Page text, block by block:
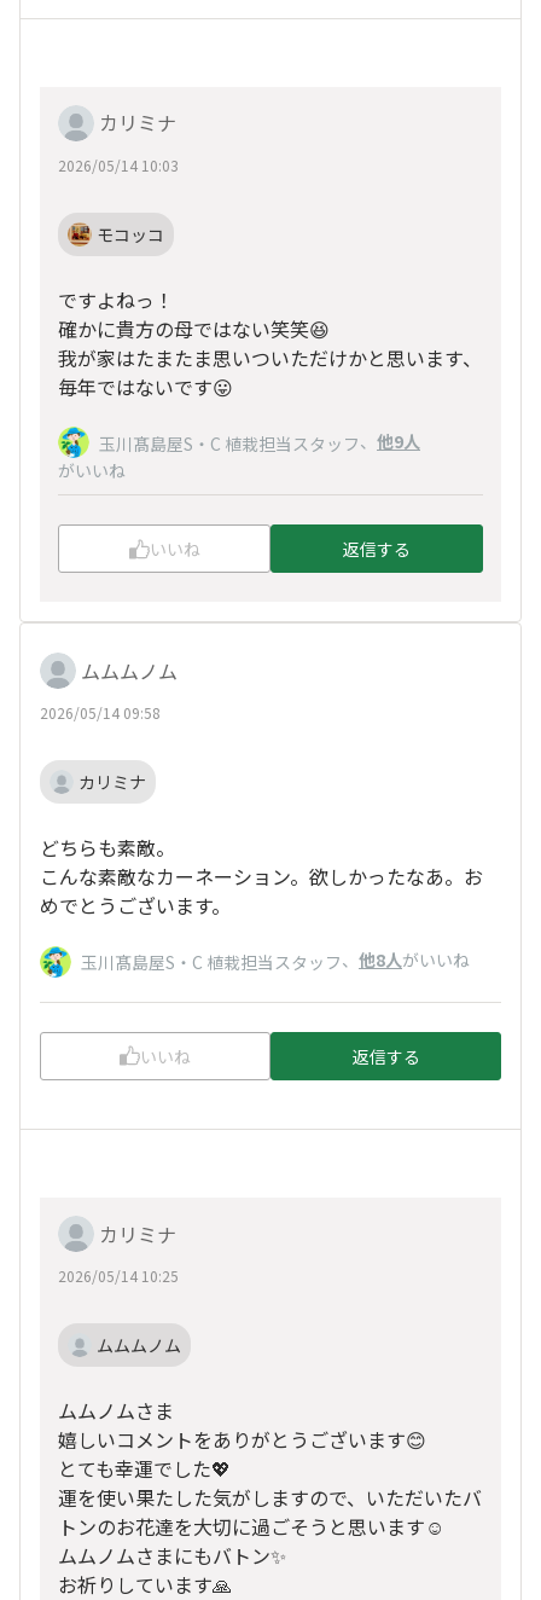
カリミナ
2026/05/14 10:03
モコッコ
ですよねっ！
確かに貴方の母ではない笑笑😆
我が家はたまたま思いついただけかと思います、
毎年ではないです😛
玉川髙島屋S・C 植栽担当スタッフ、 他9人
がいいね
いいね 返信する
ムムムノム
2026/05/14 09:58
カリミナ
どちらも素敵。
こんな素敵なカーネーション。欲しかったなあ。お
めでとうございます。
玉川髙島屋S・C 植栽担当スタッフ、 他8人がいいね
いいね 返信する
カリミナ
2026/05/14 10:25
ムムムノム
ムムノムさま
嬉しいコメントをありがとうございます😊
とても幸運でした💖
運を使い果たした気がしますので、いただいたバ
トンのお花達を大切に過ごそうと思います☺️
ムムノムさまにもバトン✨
お祈りしています🙏